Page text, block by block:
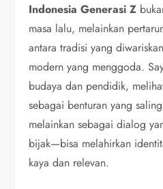
Indonesia Generasi Z
masa lalu, melainkan
antara tradisi yang
modern yang menggoda.
budaya dan pendidik,
sebagai benturan yang
melainkan sebagai dialog
bijak—bisa melahirkan
kaya dan relevan.